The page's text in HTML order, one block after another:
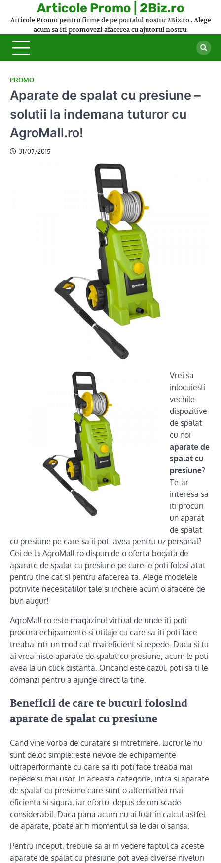
Articole Promo | 2Biz.ro
Articole Promo pentru firme de pe portalul nostru 2Biz.ro . Alege
acum sa iti promovezi afacerea cu ajutorul nostru.
PROMO
Aparate de spalat cu presiune –
solutii la indemana tuturor cu
AgroMall.ro!
31/07/2015
Vrei sa
inlocuiesti
vechile
dispozitive
de spalat
cu noi
aparate de
spalat cu
presiune?
Te-ar
interesa sa
iti procuri
un aparat
de spalat
cu presiune pe care sa il poti avea pentru uz personal?
Cei de la AgroMall.ro dispun de o oferta bogata de
aparate de spalat cu presiune pe care le poti folosi atat
pentru tine cat si pentru afacerea ta. Alege modelele
potrivite necesitatilor tale si incheie acum o afacere de
bun augur!
AgroMall.ro este magazinul virtual de unde iti poti
procura echipamente si utilaje cu care sa iti poti face
treaba intr-un mod cat mai eficient si repede. Daca si tu
ai vrea niste aparate de spalat cu presiune, acum le poti
avea la un click distanta. Oricand este cazul, poti sa ti le
comanzi pentru a ajunge direct la tine.
Beneficii de care te bucuri folosind
aparate de spalat cu presiune
Cand vine vorba de curatare si intretinere, lucrurile nu
sunt deloc simple: este nevoie de echipamente
ultraperformante cu care sa iti poti face treaba mai
repede si mai usor. In aceasta categorie, intra si aparate
de spalat cu presiune care sunt o alternativa mai
eficienta si sigura, iar efortul depus de om scade
considerabil. Daca pana acum nu ai luat in calcul astfel
de aparate, poate ar fi momentul sa le dai o sansa.
Pentru inceput, trebuie sa ai in vedere faptul ca aceste
aparate de spalat cu presiune pot avea diverse niveluri